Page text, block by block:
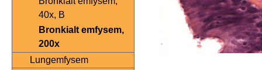
40x, B
Bronkialt emfysem,
200x
Lungemfysem